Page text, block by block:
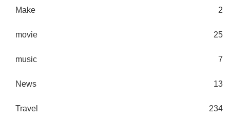
Make 2
movie 25
music 7
News 13
Travel 234